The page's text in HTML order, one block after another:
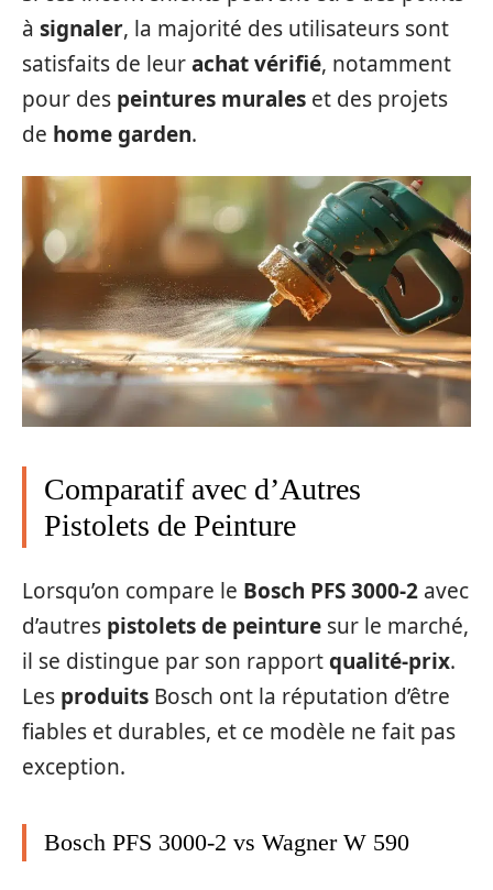
à signaler, la majorité des utilisateurs sont
satisfaits de leurachat vérifié, notamment
pour des peintures murales et des projets
de home garden.
Comparatif avec d’Autres
Pistolets de Peinture
Lorsqu’on compare le Bosch PFS 3000-2 avec
d’autres pistolets de peinture sur le marché,
il se distingue par son rapportqualité-prix.
Les produits Bosch ont la réputation d’être
fiables et durables, et ce modèle ne fait pas
exception.
Bosch PFS 3000-2 vs Wagner W 590